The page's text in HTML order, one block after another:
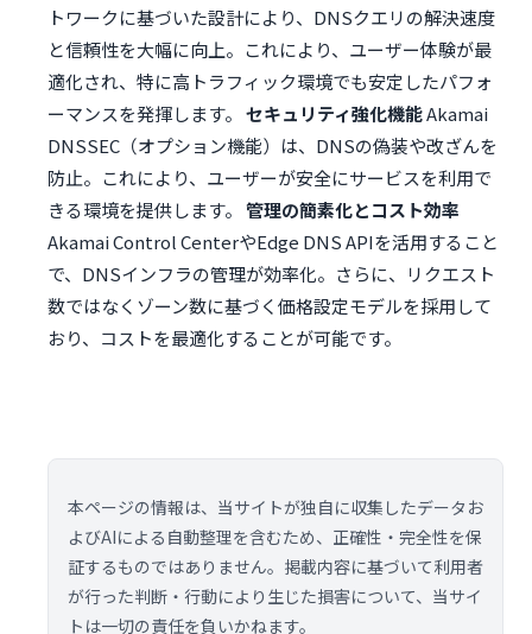
トワークに基づいた設計により、DNSクエリの解決速度
と信頼性を大幅に向上。これにより、ユーザー体験が最
適化され、特に高トラフィック環境でも安定したパフォ
ーマンスを発揮します。 セキュリティ強化機能Akamai
DNSSEC（オプション機能）は、DNSの偽装や改ざんを
防止。これにより、ユーザーが安全にサービスを利用で
きる環境を提供します。 管理の簡素化とコスト効率
Akamai Control CenterやEdge DNS APIを活用すること
で、DNSインフラの管理が効率化。さらに、リクエスト
数ではなくゾーン数に基づく価格設定モデルを採用して
おり、コストを最適化することが可能です。
本ページの情報は、当サイトが独自に収集したデータお
よびAIによる自動整理を含むため、正確性・完全性を保
証するものではありません。掲載内容に基づいて利用者
が行った判断・行動により生じた損害について、当サイ
トは一切の責任を負いかねます。